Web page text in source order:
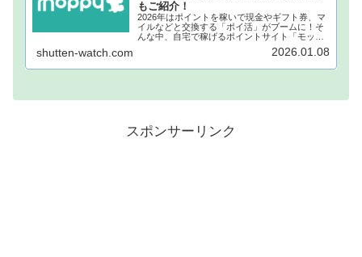
もご紹介！
2026年はポイントを稼いで現金やギフト券、マ
イルなどと交換する「ポイ活」がブームに！そ
んな中、自宅で稼げるポイントサイト「モッピ
ー」が注目されています！モッピーに登録し、
自宅でポイントを稼げば、あなたも月1万円稼ぐ
shutten-watch.com 2026.01.08
スポンサーリンク